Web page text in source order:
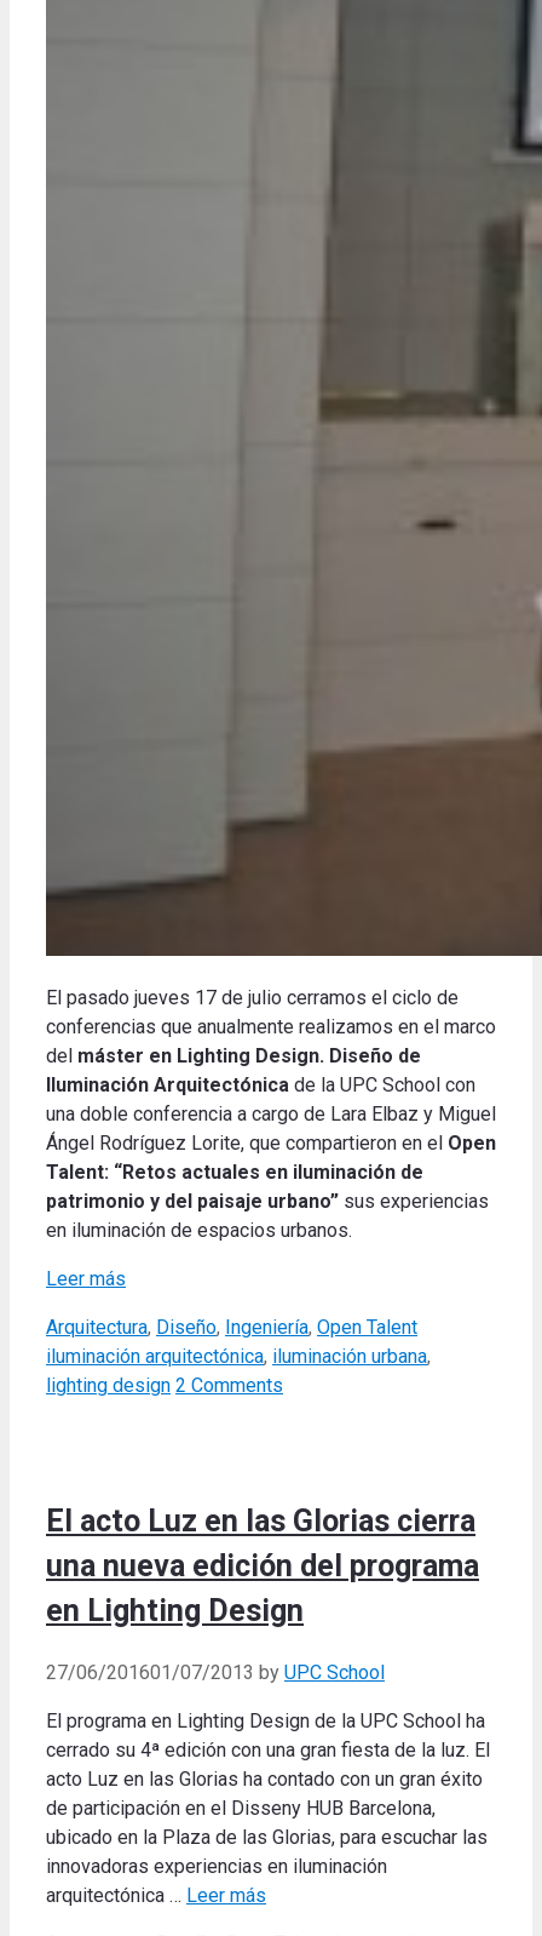
El pasado jueves 17 de julio cerramos el ciclo de
conferencias que anualmente realizamos en el marco
del máster en Lighting Design. Diseño de
Iluminación Arquitectónica de la UPC School con
una doble conferencia a cargo de Lara Elbaz y Miguel
Ángel Rodríguez Lorite, que compartieron en el Open
Talent: “Retos actuales en iluminación de
patrimonio y del paisaje urbano” sus experiencias
en iluminación de espacios urbanos.
Leer más
Categories
Arquitectura, Diseño, Ingeniería, Open TalentTags
iluminación arquitectónica, iluminación urbana,
lighting design 2 Comments
El acto Luz en las Glorias cierra
una nueva edición del programa
en Lighting Design
27/06/201601/07/2013 by UPC School
El programa en Lighting Design de la UPC School ha
cerrado su 4ª edición con una gran fiesta de la luz. El
acto Luz en las Glorias ha contado con un gran éxito
de participación en el Disseny HUB Barcelona,
ubicado en la Plaza de las Glorias, para escuchar las
innovadoras experiencias en iluminación
arquitectónica … Leer más